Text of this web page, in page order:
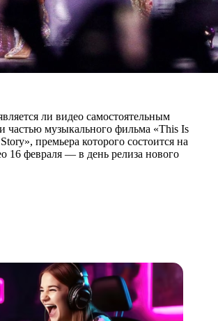
ли видео самостоятельным
частью музыкального фильма «This Is
премьера которого состоится на
16 февраля — в день релиза нового